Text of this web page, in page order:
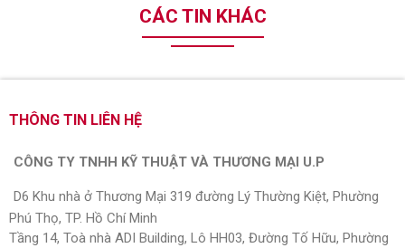
CÁC TIN KHÁC
THÔNG TIN LIÊN HỆ
CÔNG TY TNHH KỸ THUẬT VÀ THƯƠNG MẠI U.P
D6 Khu nhà ở Thương Mại 319 đường Lý Thường Kiệt, Phường
Phú Thọ, TP. Hồ Chí Minh
Tầng 14, Toà nhà ADI Building, Lô HH03, Đường Tố Hữu, Phường